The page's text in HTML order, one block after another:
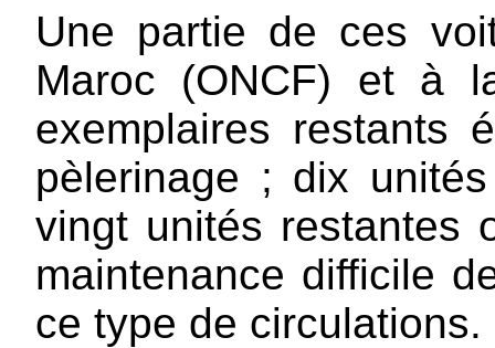
Une partie de ces
Maroc (ONCF) et à
exemplaires restants
pèlerinage ; dix
vingt unités restantes
maintenance difficile
ce type de circulations.